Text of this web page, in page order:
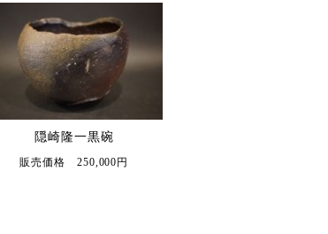
隠崎隆一黒碗
販売価格 250,000円